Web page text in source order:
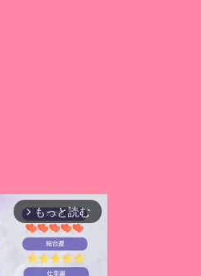
arrow_forward_ios もっと読む